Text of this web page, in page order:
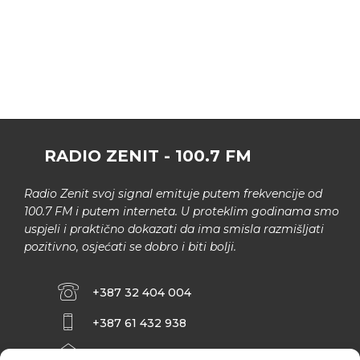
RADIO ZENIT - 100.7 FM
Radio Zenit svoj signal emituje putem frekvencije od
100.7 FM i putem interneta. U proteklim godinama smo
uspjeli i praktično dokazati da ima smisla razmišljati
pozitivno, osjećati se dobro i biti bolji.
+387 32 404 004
+387 61 432 938
INFO@ZENIT.BA